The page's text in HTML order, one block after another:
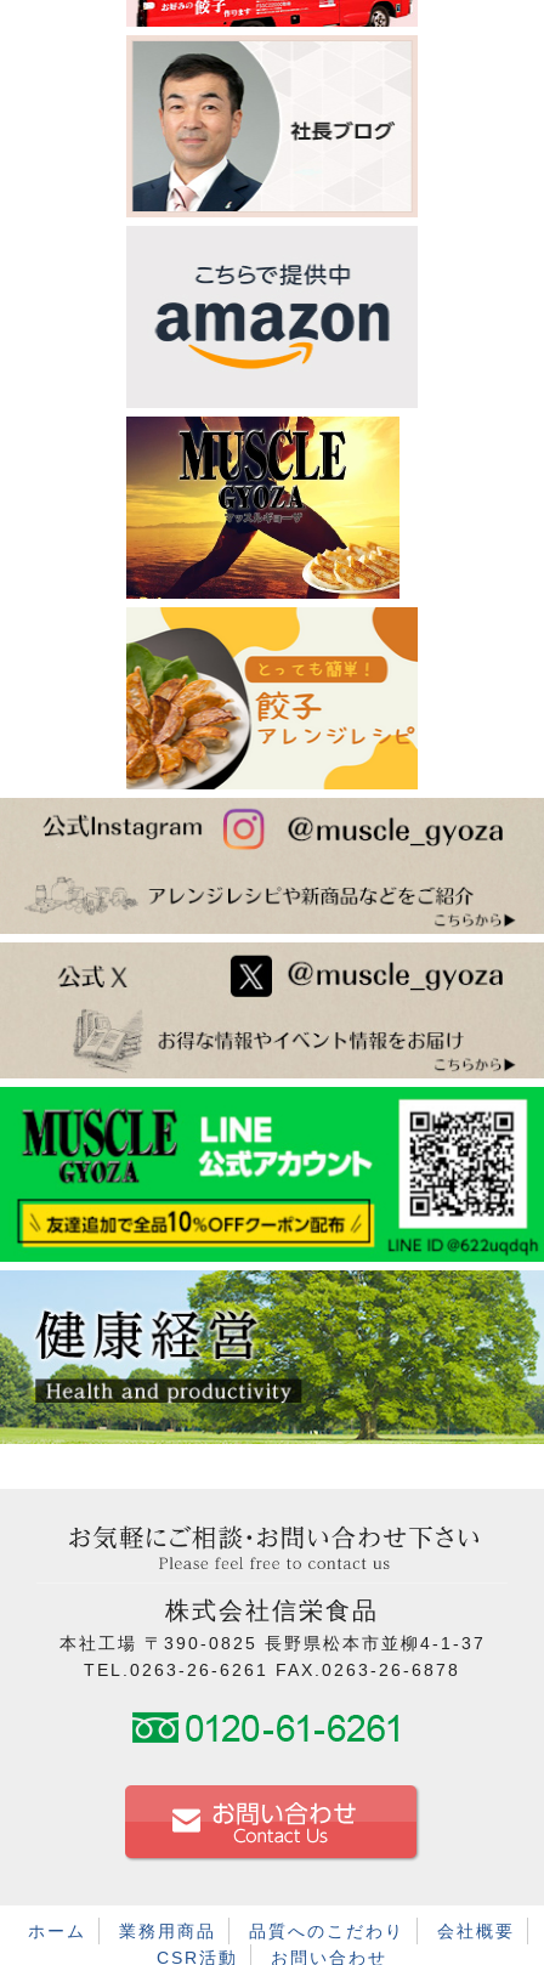
株式会社信栄食品
本社工場 〒390-0825 長野県松本市並柳4-1-37
TEL.0263-26-6261 FAX.0263-26-6878
ホーム 業務用商品 品質へのこだわり
会社概要
CSR活動
お問い合わせ